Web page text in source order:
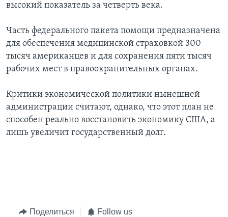
высокий показатель за четверть века.
Часть федерального пакета помощи предназначена
для обеспечения медицинской страховкой 300
тысяч американцев и для сохранения пяти тысяч
рабочих мест в правоохранительных органах.
Критики экономической политики нынешней
администрации считают, однако, что этот план не
способен реально восстановить экономику США, а
лишь увеличит государственный долг.
Поделиться Follow us